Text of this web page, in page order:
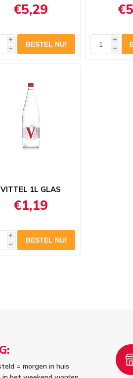
€5,29
i
h
i
h
VITTEL 1L GLAS
€1,19
i
h
= morgen in huis